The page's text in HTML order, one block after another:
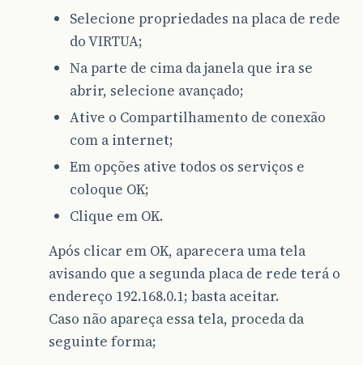
Selecione propriedades na placa de rede
do VIRTUA;
Na parte de cima da janela que ira se
abrir, selecione avançado;
Ative o Compartilhamento de conexão
com a internet;
Em opções ative todos os serviços e
coloque OK;
Clique em OK.
Após clicar em OK, aparecera uma tela
avisando que a segunda placa de rede terá o
endereço 192.168.0.1; basta aceitar.
Caso não apareça essa tela, proceda da
seguinte forma;